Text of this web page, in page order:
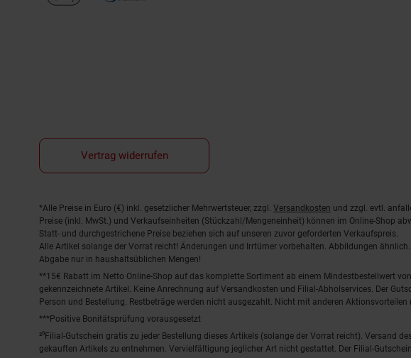
Vertrag widerrufen
Fußnoten
*Alle Preise in Euro (€) inkl. gesetzlicher Mehrwertsteuer, zzgl. Versandkosten und zzgl. evtl.
Preise (inkl. MwSt.) und Verkaufseinheiten (Stückzahl/Mengeneinheit) können im Online-Shop
Statt- und durchgestrichene Preise beziehen sich auf unseren zuvor geforderten Verkaufspreis.
Alle Artikel solange der Vorrat reicht! Änderungen und Irrtümer vorbehalten. Abbildungen
Abgabe nur in haushaltsüblichen Mengen!
**15€ Rabatt im Netto Online-Shop auf das komplette Sortiment ab einem Mindestbestellwert
gekennzeichnete Artikel. Keine Anrechnung auf Versandkosten und Filial-Abholservices. Der
Person und Bestellung. Restbeträge werden nicht ausgezahlt. Nicht mit anderen Aktionsvorteilen
***Positive Bonitätsprüfung vorausgesetzt
²⁰Filial-Gutschein gratis zu jeder Bestellung dieses Artikels (solange der Vorrat reicht). Versand
gekauften Artikels zu entnehmen. Vervielfältigung jeglicher Art nicht gestattet. Der Filial-